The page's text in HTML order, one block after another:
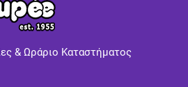
& Ωράριο Καταστήματος